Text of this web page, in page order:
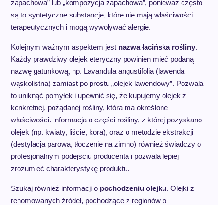
zapachowa” lub „kompozycja zapachowa”, ponieważ często
są to syntetyczne substancje, które nie mają właściwości
terapeutycznych i mogą wywoływać alergie.
Kolejnym ważnym aspektem jest nazwa łacińska rośliny.
Każdy prawdziwy olejek eteryczny powinien mieć podaną
nazwę gatunkową, np. Lavandula angustifolia (lawenda
wąskolistna) zamiast po prostu „olejek lawendowy”. Pozwala
to uniknąć pomyłek i upewnić się, że kupujemy olejek z
konkretnej, pożądanej rośliny, która ma określone
właściwości. Informacja o części rośliny, z której pozyskano
olejek (np. kwiaty, liście, kora), oraz o metodzie ekstrakcji
(destylacja parowa, tłoczenie na zimno) również świadczy o
profesjonalnym podejściu producenta i pozwala lepiej
zrozumieć charakterystykę produktu.
Szukaj również informacji o pochodzeniu olejku. Olejki z
renomowanych źródeł, pochodzące z regionów o